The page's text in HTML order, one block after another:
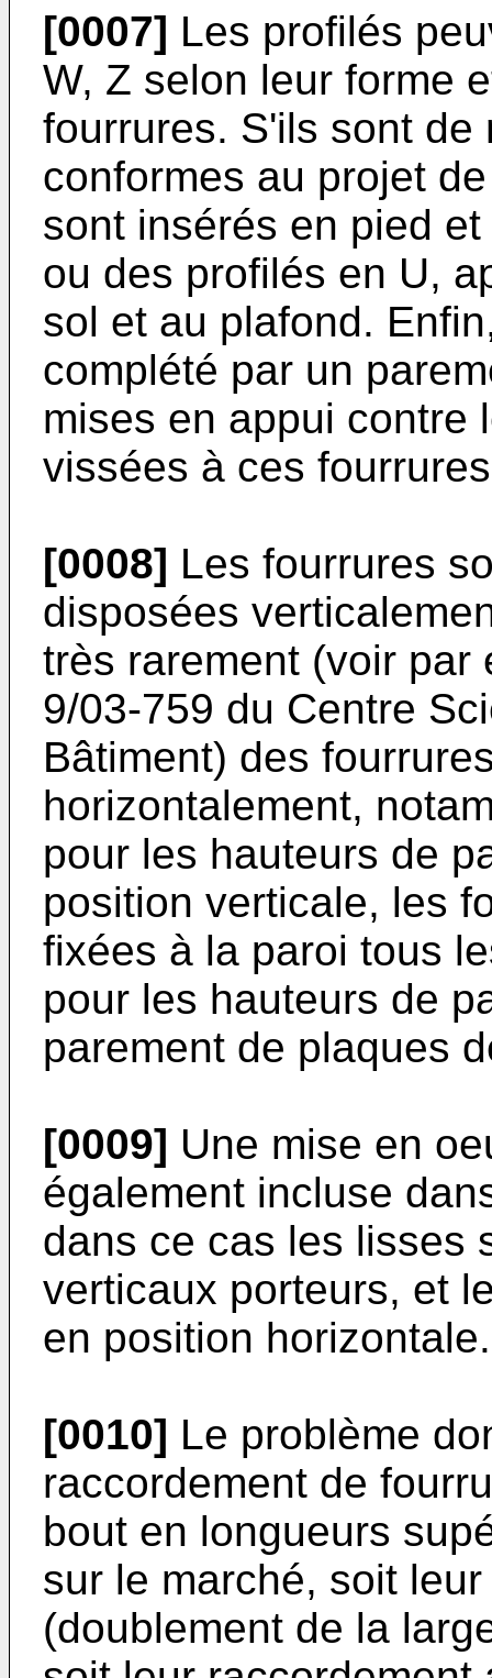
[0007] Les profilés
W, Z selon leur forme
fourrures. S'ils sont
conformes au projet
sont insérés en pied
ou des profilés en U,
sol et au plafond.
complété par un
mises en appui contre
vissées à ces
[0008] Les fourrures
disposées
très rarement (voir par
9/03-759 du Centre
Bâtiment) des
horizontalement,
pour les hauteurs de
position verticale, les
fixées à la paroi tous
pour les hauteurs de
parement de plaques
[0009] Une mise en
également incluse
dans ce cas les lisses
verticaux porteurs, et
en position horizontale.
[0010] Le problème
raccordement de
bout en longueurs
sur le marché, soit
(doublement de la